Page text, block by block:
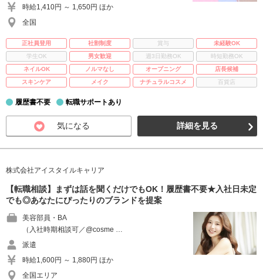
時給1,410円 ～ 1,650円 ほか
全国
正社員登用 社割制度 賞与
未経験OK
学生OK
男女歓迎 週3日勤務OK
時短勤務OK
ネイルOK
ノルマなし オープニング
店長候補
スキンケア
メイク ナチュラルコスメ 百貨店
履歴書不要 転職サポートあり
気になる 詳細を見る
株式会社アイスタイルキャリア
【転職相談】まずは話を聞くだけでもOK！履歴書不要★入社日未定
でも◎あなたにぴったりのブランドを提案
美容部員・BA
（入社時期相談可／@cosme …
派遣
時給1,600円 ～ 1,880円 ほか
全国エリア